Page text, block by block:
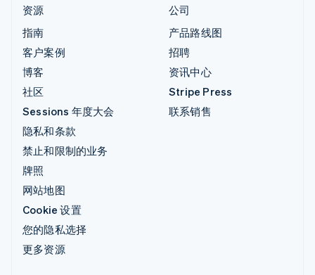
资源
指南
客户案例
博客
社区
Sessions 年度大会
隐私和条款
禁止和限制的业务
牌照
网站地图
Cookie 设置
您的隐私选择
更多资源
公司
产品路线图
招聘
资讯中心
Stripe Press
联系销售